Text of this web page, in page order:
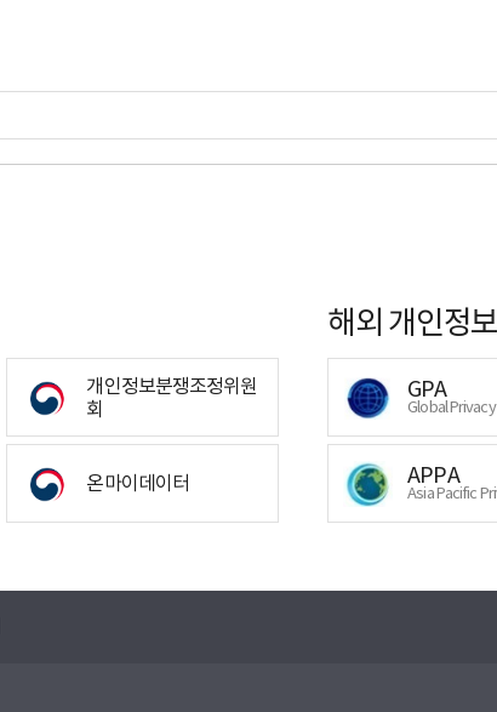
개인정보분쟁조정위원
회
온마이데이터
해외 개인정
GPA
Global
APPA
Asia Pacific